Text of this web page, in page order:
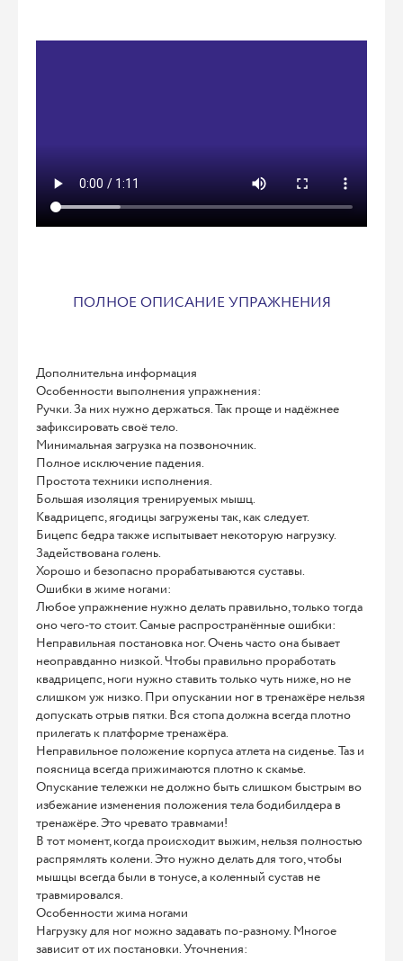
ПОЛНОЕ ОПИСАНИЕ УПРАЖНЕНИЯ
Дополнительна информация
Особенности выполнения упражнения:
Ручки. За них нужно держаться. Так проще и надёжнее
зафиксировать своё тело.
Минимальная загрузка на позвоночник.
Полное исключение падения.
Простота техники исполнения.
Большая изоляция тренируемых мышц.
Квадрицепс, ягодицы загружены так, как следует.
Бицепс бедра также испытывает некоторую нагрузку.
Задействована голень.
Хорошо и безопасно прорабатываются суставы.
Ошибки в жиме ногами:
Любое упражнение нужно делать правильно, только тогда
оно чего-то стоит. Самые распространённые ошибки:
Неправильная постановка ног. Очень часто она бывает
неоправданно низкой. Чтобы правильно проработать
квадрицепс, ноги нужно ставить только чуть ниже, но не
слишком уж низко. При опускании ног в тренажёре нельзя
допускать отрыв пятки. Вся стопа должна всегда плотно
прилегать к платформе тренажёра.
Неправильное положение корпуса атлета на сиденье. Таз и
поясница всегда прижимаются плотно к скамье.
Опускание тележки не должно быть слишком быстрым во
избежание изменения положения тела бодибилдера в
тренажёре. Это чревато травмами!
В тот момент, когда происходит выжим, нельзя полностью
распрямлять колени. Это нужно делать для того, чтобы
мышцы всегда были в тонусе, а коленный сустав не
травмировался.
Особенности жима ногами
Нагрузку для ног можно задавать по-разному. Многое
зависит от их постановки. Уточнения: